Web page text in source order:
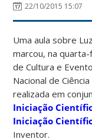
22/10/2015 15:07
Uma aula sobre
marcou, na
de Cultura e
Nacional de
realizada em
Iniciação
Iniciação
Inventor.